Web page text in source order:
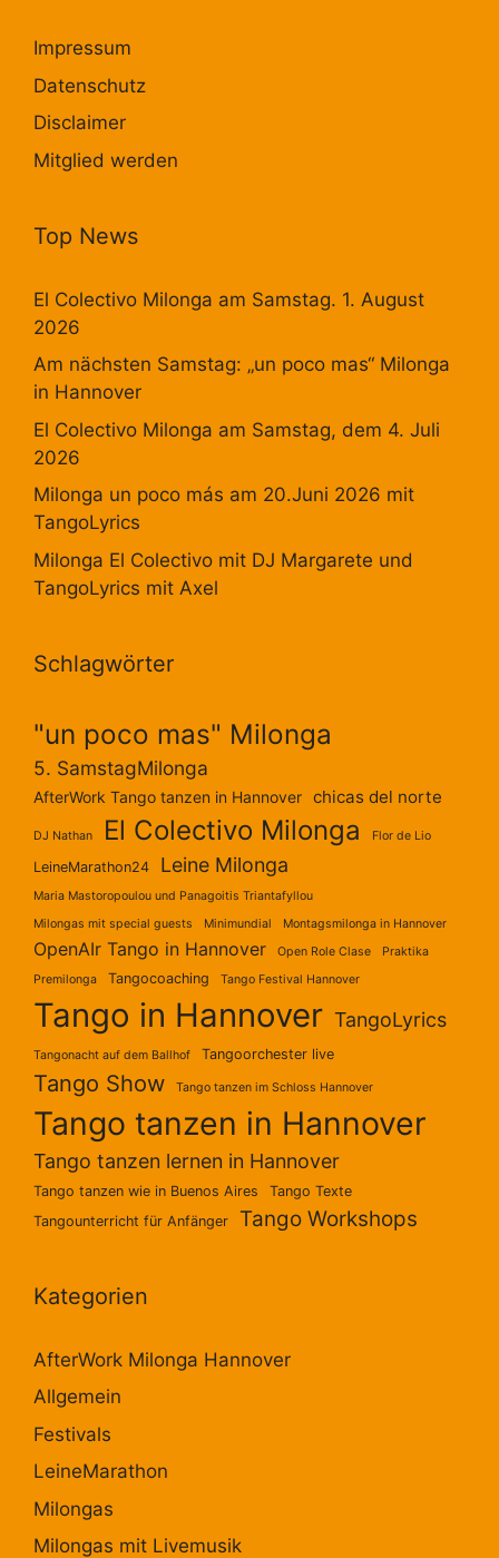
Impressum
Datenschutz
Disclaimer
Mitglied werden
Top News
El Colectivo Milonga am Samstag. 1. August
2026
Am nächsten Samstag: „un poco mas“ Milonga
in Hannover
El Colectivo Milonga am Samstag, dem 4. Juli
2026
Milonga un poco más am 20.Juni 2026 mit
TangoLyrics
Milonga El Colectivo mit DJ Margarete und
TangoLyrics mit Axel
Schlagwörter
"un poco mas" Milonga
5. SamstagMilonga
AfterWork Tango tanzen in Hannover chicas del norte
DJ Nathan El Colectivo Milonga Flor de Lio
LeineMarathon24 Leine Milonga
Maria Mastoropoulou und Panagoitis Triantafyllou
Milongas mit special guests
Minimundial Montagsmilonga in Hannover
OpenAIr Tango in Hannover Open Role Clase
Praktika
Premilonga
Tangocoaching Tango Festival Hannover
Tango in Hannover TangoLyrics
Tangonacht auf dem Ballhof Tangoorchester live
Tango Show Tango tanzen im Schloss Hannover
Tango tanzen in Hannover
Tango tanzen lernen in Hannover
Tango tanzen wie in Buenos Aires
Tango Texte
Tangounterricht für Anfänger
Tango Workshops
Kategorien
AfterWork Milonga Hannover
Allgemein
Festivals
LeineMarathon
Milongas
Milongas mit Livemusik